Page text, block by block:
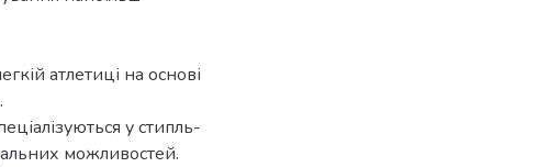
атлетиці на основі
у стипль-
можливостей.